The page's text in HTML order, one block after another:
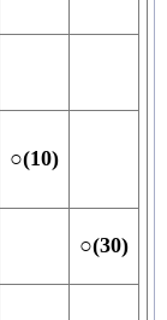
○(10)
○(30)